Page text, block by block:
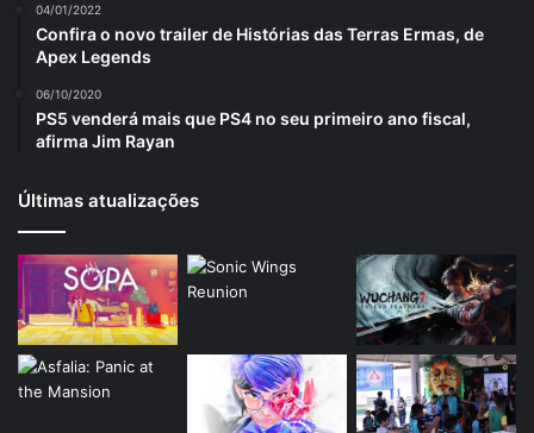
04/01/2022
Confira o novo trailer de Histórias das Terras Ermas, de
Apex Legends
06/10/2020
PS5 venderá mais que PS4 no seu primeiro ano fiscal,
afirma Jim Rayan
Últimas atualizações